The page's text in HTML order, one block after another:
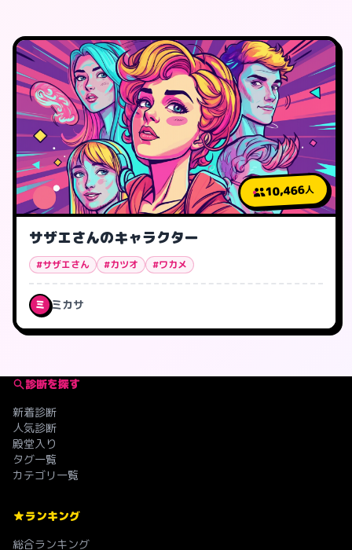
10,466人
サザエさんのキャラクター
#サザエさん #カツオ #ワカメ
ミ ミカサ
診断を探す
新着診断
人気診断
殿堂入り
タグ一覧
カテゴリ一覧
ランキング
総合ランキング